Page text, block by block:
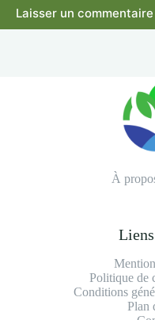
Laisser un commentaire
À
Politique de
Conditions
Plan